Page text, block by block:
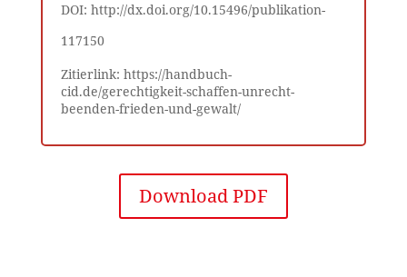
DOI: http://dx.doi.org/10.15496/publikation-
117150
Zitierlink: https://handbuch-
cid.de/gerechtigkeit-schaffen-unrecht-
beenden-frieden-und-gewalt/
Download PDF